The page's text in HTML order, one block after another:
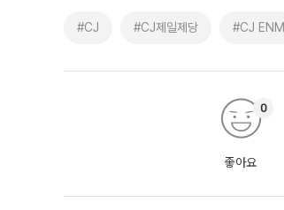
#CJ #CJ제일제당 #CJ ENM
좋아요
0